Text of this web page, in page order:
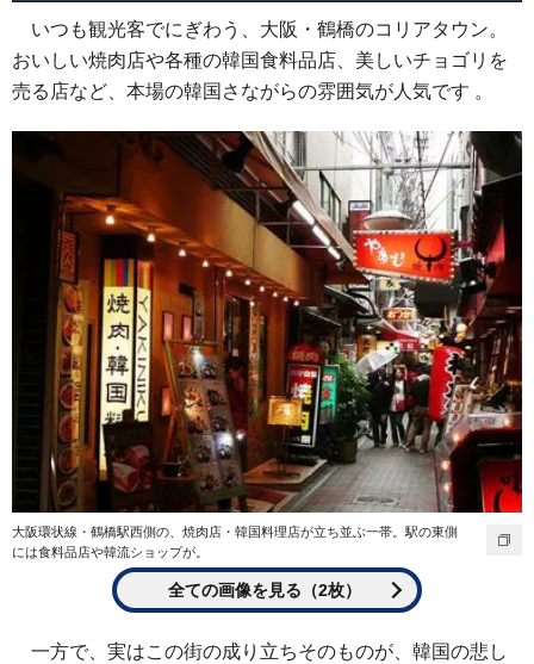
いつも観光客でにぎわう、大阪・鶴橋のコリアタウン。
おいしい焼肉店や各種の韓国食料品店、美しいチョゴリを
売る店など、本場の韓国さながらの雰囲気が人気です 。
大阪環状線・鶴橋駅西側の、焼肉店・韓国料理店が立ち並ぶ一帯。駅の東側
には食料品店や韓流ショップが。
全ての画像を見る（2枚）
一方で、実はこの街の成り立ちそのものが、韓国の悲し